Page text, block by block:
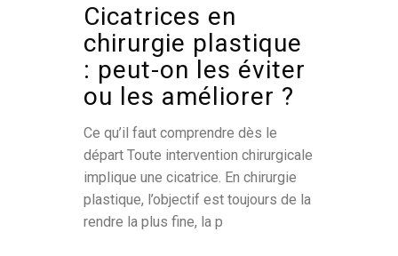
Cicatrices en
chirurgie plastique
: peut-on les éviter
ou les améliorer ?
Ce qu’il faut comprendre dès le
départ Toute intervention chirurgicale
implique une cicatrice. En chirurgie
plastique, l’objectif est toujours de la
rendre la plus fine, la p